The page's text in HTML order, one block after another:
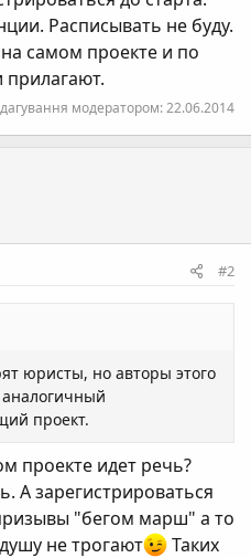
Расписывать не буду.
самом проекте и по
модератором:22.06.2014
#2
юристы, но авторы этого
аналогичный
проект.
проекте идет речь?
А зарегистрироваться
"бегом марш" а то
не трогают
Таких